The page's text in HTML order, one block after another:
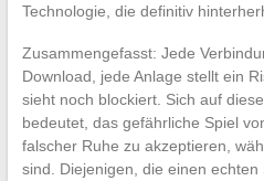
Technologie, die definitiv
Zusammengefasst: Jede
Download, jede Anlage stellt ein
sieht noch blockiert. Sich auf
bedeutet, das gefährliche Spiel
falscher Ruhe zu akzeptieren,
sind. Diejenigen, die einen echten